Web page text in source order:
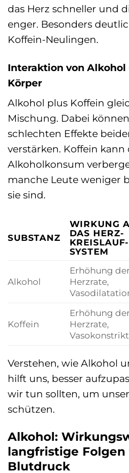
das Herz schneller und
enger. Besonders
Koffein-Neulingen.
Interaktion von
Körper
Alkohol plus Koffein
Mischung. Dabei
schlechten Effekte
verstärken. Koffein kann
Alkoholkonsum
manche Leute weniger
sie sind.
SUBSTANZ
WIRKUNG
DAS HERZ-
KREISLAUF-
SYSTEM
Alkohol
Erhöhung
Herzrate,
Koffein
Erhöhung
Herzrate,
Verstehen, wie Alkohol
hilft uns, besser
wir tun sollten, um
schützen.
Alkohol:
langfristige Folgen
Blutdruck